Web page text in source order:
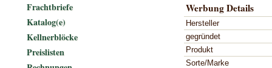
Werbung Details
Hersteller
gegründet
Produkt
Sorte/Marke
Frachtbriefe
Katalog(e)
Kellnerblöcke
Preislisten